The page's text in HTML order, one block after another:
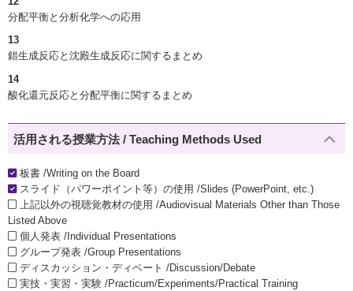
分配平衡と分析化学への応用
13
錯生成反応と沈殿生成反応に関するまとめ
14
酸化還元反応と分配平衡に関するまとめ
活用される授業方法 / Teaching Methods Used
板書 /Writing on the Board
スライド（パワーポイント等）の使用 /Slides (PowerPoint, etc.)
上記以外の視聴覚教材の使用 /Audiovisual Materials Other than Those
Listed Above
個人発表 /Individual Presentations
グループ発表 /Group Presentations
ディスカッション・ディベート /Discussion/Debate
実技・実習・実験 /Practicum/Experiments/Practical Training